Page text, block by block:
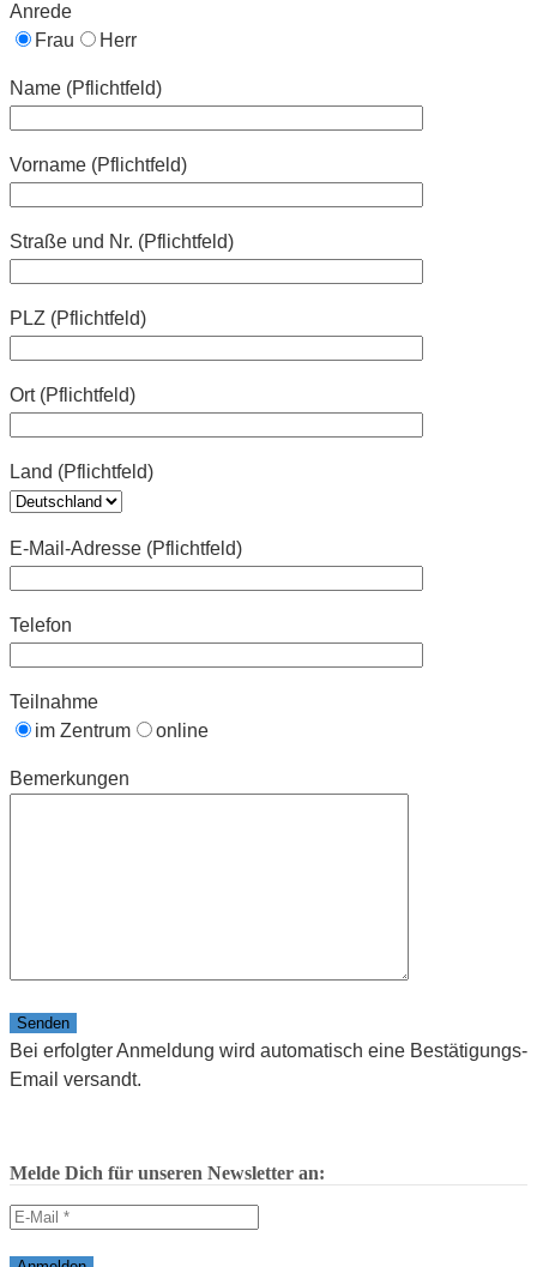
Anrede
Frau
Herr
Name (Pflichtfeld)
Vorname (Pflichtfeld)
Straße und Nr. (Pflichtfeld)
PLZ (Pflichtfeld)
Ort (Pflichtfeld)
Land (Pflichtfeld)
E-Mail-Adresse (Pflichtfeld)
Telefon
Teilnahme
im Zentrum
online
Bemerkungen
Bitte lasse dieses Feld leer.
Bei erfolgter Anmeldung wird automatisch eine Bestätigungs-
Email versandt.
Melde Dich für unseren Newsletter an: